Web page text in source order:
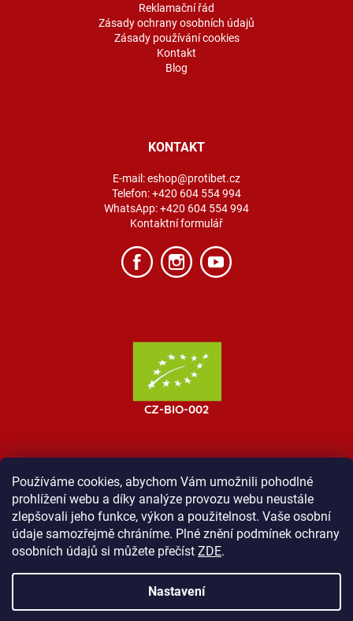
Používáme cookies, abychom Vám umožnili pohodlné
prohlížení webu a díky analýze provozu webu neustále
zlepšovali jeho funkce, výkon a použitelnost. Vaše osobní
údaje samozřejmě chráníme. Plné znění podmínek ochrany
osobních údajů si můžete přečíst ZDE.
Nastavení
Reklamační řád
Zásady ochrany osobních údajů
Zásady používání cookies
Kontakt
Blog
KONTAKT
E-mail:eshop@protibet.cz
Telefon:+420 604 554 994
WhatsApp:+420 604 554 994
Kontaktní formulář
MOST ProTibet Vše o nákupu
Obchodní podmínky
Zásady ochrany osobních údajů
Kontakt
Vytvořil Shoptet